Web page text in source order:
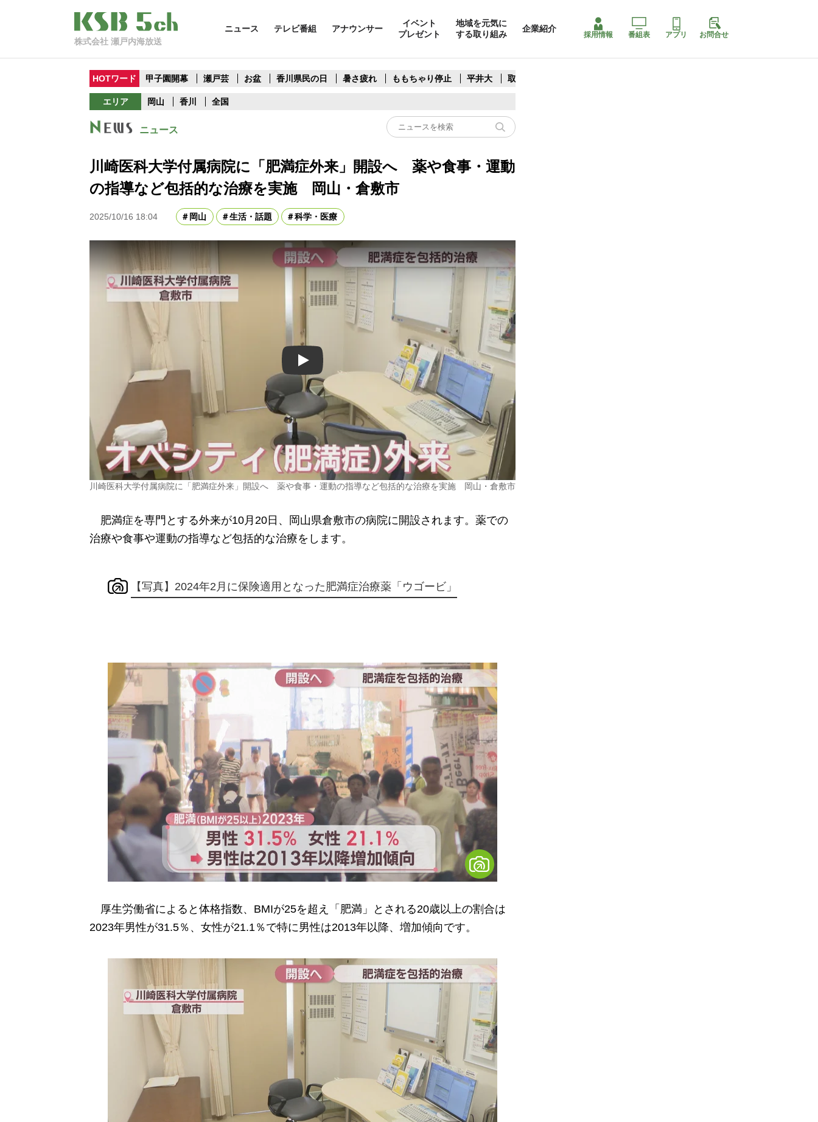
株式会社 瀬戸内海放送
ニュース テレビ番組 アナウンサー
イベント
プレゼント
地域を元気に
する取り組み
企業紹介
採用情報 番組表 アプリ お問合せ
HOTワード 甲子園開幕 瀬戸芸 お盆 香川県民の日 暑さ疲れ ももちゃり停止 平井大 取水制限
エリア 岡山 香川 全国
ニュース
川崎医科大学付属病院に「肥満症外来」開設へ 薬や食事・運動
の指導など包括的な治療を実施 岡山・倉敷市
2025/10/16 18:04 岡山 生活・話題 科学・医療
Play
川崎医科大学付属病院に「肥満症外来」開設へ 薬や食事・運動の指導など包括的な治療を実施 岡山・倉敷市
肥満症を専門とする外来が10月20日、岡山県倉敷市の病院に開設されます。薬での
治療や食事や運動の指導など包括的な治療をします。
【写真】2024年2月に保険適用となった肥満症治療薬「ウゴービ」
厚生労働省によると体格指数、BMIが25を超え「肥満」とされる20歳以上の割合は
2023年男性が31.5％、女性が21.1％で特に男性は2013年以降、増加傾向です。